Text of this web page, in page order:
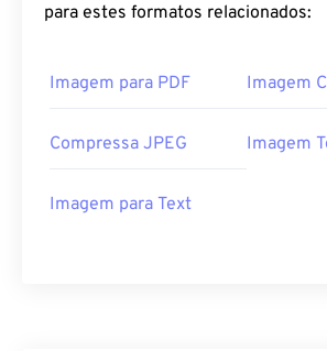
para estes formatos relacionados:
Imagem para PDF Imagem
Compressa JPEG Imagem
Imagem para Text